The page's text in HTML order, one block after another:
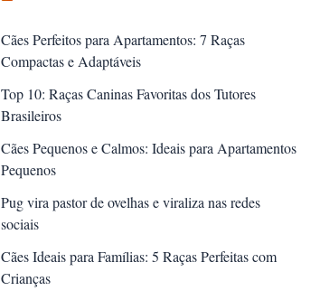
Cães Perfeitos para Apartamentos: 7 Raças
Compactas e Adaptáveis
Top 10: Raças Caninas Favoritas dos Tutores
Brasileiros
Cães Pequenos e Calmos: Ideais para Apartamentos
Pequenos
Pug vira pastor de ovelhas e viraliza nas redes
sociais
Cães Ideais para Famílias: 5 Raças Perfeitas com
Crianças